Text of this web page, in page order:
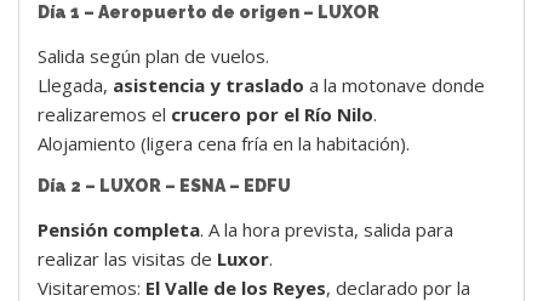
Día 1 – Aeropuerto de origen – LUXOR
Salida según plan de vuelos.
Llegada, asistencia y traslado a la motonave donde
realizaremos el crucero por el Río Nilo.
Alojamiento (ligera cena fría en la habitación).
Día 2 – LUXOR – ESNA – EDFU
Pensión completa. A la hora prevista, salida para
realizar las visitas de Luxor.
Visitaremos: El Valle de los Reyes, declarado por la